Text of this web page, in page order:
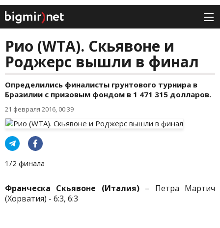
Рио (WTA). Скьявоне и
Роджерс вышли в финал
Определились финалисты грунтового турнира в
Бразилии с призовым фондом в 1 471 315 долларов.
21 февраля 2016, 00:39
1/2 финала
Франческа Скьявоне (Италия)– Петра Мартич
(Хорватия) - 6:3, 6:3